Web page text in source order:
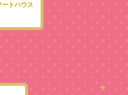
ートハウス